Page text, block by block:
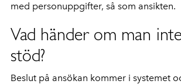
med personuppgifter, så som ansikten.
Vad händer om man
stöd?
Beslut på ansökan kommer i systemet